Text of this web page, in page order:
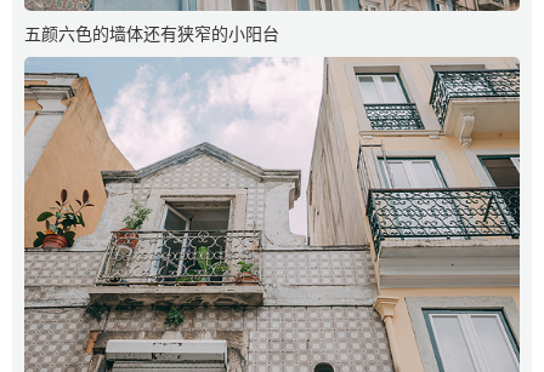
五颜六色的墙体还有狭窄的小阳台